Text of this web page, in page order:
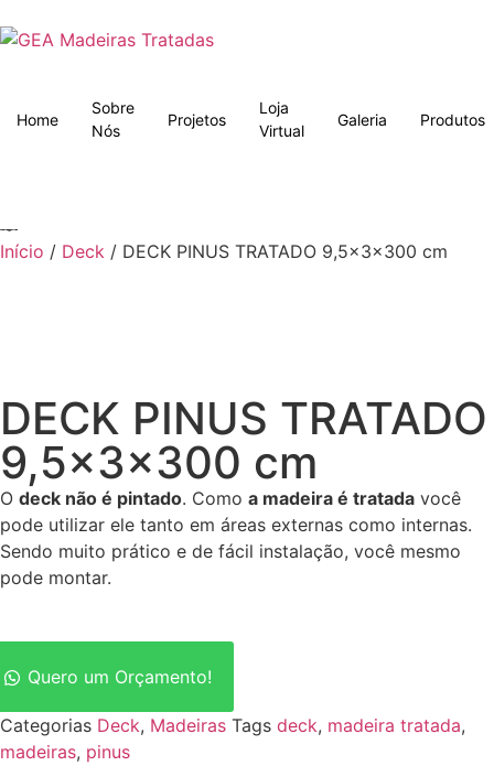
Home
Sobre
Nós
Projetos
Loja
Virtual
Galeria Produtos
Início / Deck / DECK PINUS TRATADO 9,5x3x300 cm
DECK PINUS TRATADO
9,5x3x300 cm
O deck não é pintado. Como a madeira é tratada você
pode utilizar ele tanto em áreas externas como internas.
Sendo muito prático e de fácil instalação, você mesmo
pode montar.
Quero um Orçamento!
Categorias Deck, Madeiras Tags deck, madeira tratada,
madeiras, pinus